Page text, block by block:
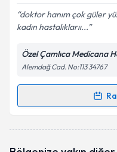
Kişisel
Metni'ni
kapsamda
doktor hanım çok güler
kadın hastalıklarıı...
Özel Çamlıca Medicana
Alemdağ Cad. No:113 34767
Randevu